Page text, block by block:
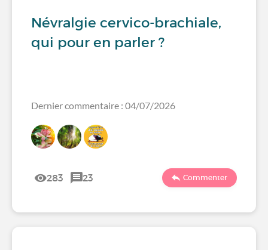
Névralgie cervico-brachiale,
qui pour en parler ?
Dernier commentaire : 04/07/2026
283 23 Commenter